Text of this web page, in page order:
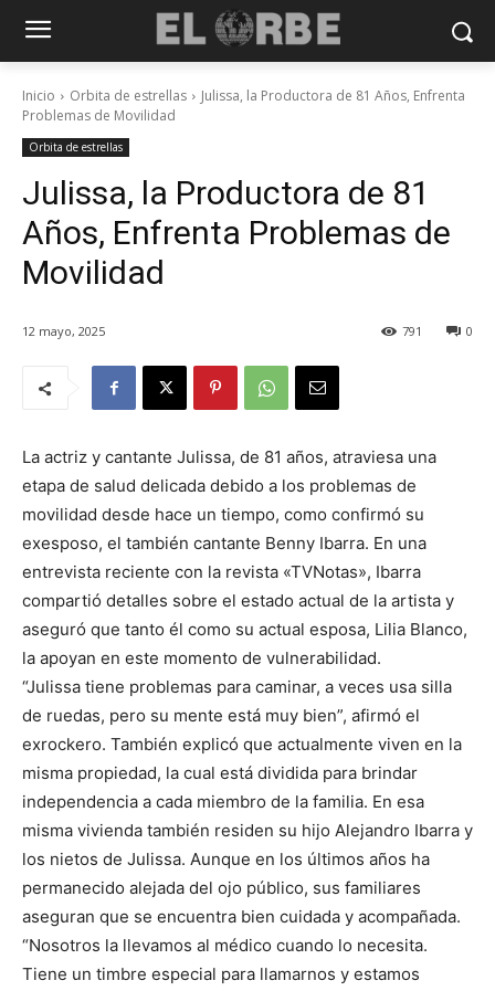
Inicio Orbita de estrellas
Julissa, la Productora de 81 Años, Enfrenta
Problemas de Movilidad
Orbita de estrellas
Julissa, la Productora de 81
Años, Enfrenta Problemas de
Movilidad
12 mayo, 2025 0
791
La actriz y cantante Julissa, de 81 años, atraviesa una
etapa de salud delicada debido a los problemas de
movilidad desde hace un tiempo, como confirmó su
exesposo, el también cantante Benny Ibarra. En una
entrevista reciente con la revista «TVNotas», Ibarra
compartió detalles sobre el estado actual de la artista y
aseguró que tanto él como su actual esposa, Lilia Blanco,
la apoyan en este momento de vulnerabilidad.
“Julissa tiene problemas para caminar, a veces usa silla
de ruedas, pero su mente está muy bien”, afirmó el
exrockero. También explicó que actualmente viven en la
misma propiedad, la cual está dividida para brindar
independencia a cada miembro de la familia. En esa
misma vivienda también residen su hijo Alejandro Ibarra y
los nietos de Julissa. Aunque en los últimos años ha
permanecido alejada del ojo público, sus familiares
aseguran que se encuentra bien cuidada y acompañada.
“Nosotros la llevamos al médico cuando lo necesita.
Tiene un timbre especial para llamarnos y estamos